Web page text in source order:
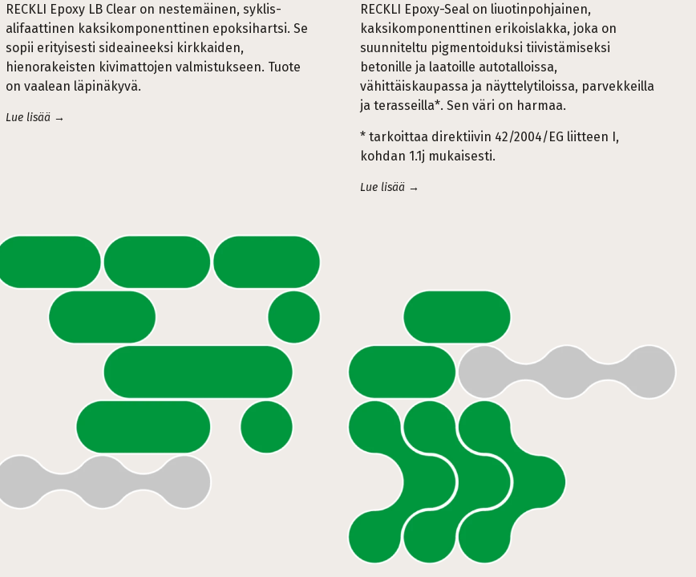
RECKLI Epoxy LB Clear on nestemäinen, syklis-
alifaattinen kaksikomponenttinen epoksihartsi. Se
sopii erityisesti sideaineeksi kirkkaiden,
hienorakeisten kivimattojen valmistukseen. Tuote
on vaalean läpinäkyvä.
Lue lisää →
RECKLI Epoxy-Seal on liuotinpohjainen,
kaksikomponenttinen erikoislakka, joka on
suunniteltu pigmentoiduksi tiivistämiseksi
betonille ja laatoille autotalloissa,
vähittäiskaupassa ja näyttelytiloissa, parvekkeilla
ja terasseilla*. Sen väri on harmaa.
* tarkoittaa direktiivin 42/2004/EG liitteen I,
kohdan 1.1j mukaisesti.
Lue lisää →